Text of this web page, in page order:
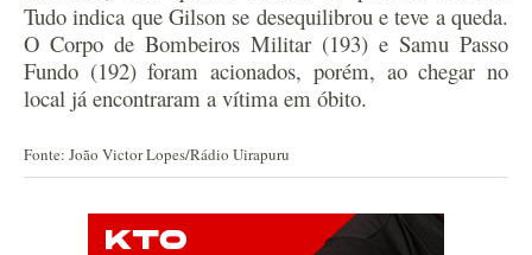
Tudo indica que Gilson se desequilibrou e teve a queda.
O Corpo de Bombeiros Militar (193) e Samu Passo
Fundo (192) foram acionados, porém, ao chegar no
local já encontraram a vítima em óbito.
Fonte: João Victor Lopes/Rádio Uirapuru